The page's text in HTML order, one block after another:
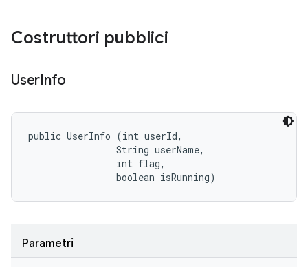
Costruttori pubblici
UserInfo
public UserInfo (int userId,
                String userName,
                int flag,
                boolean isRunning)
Parametri